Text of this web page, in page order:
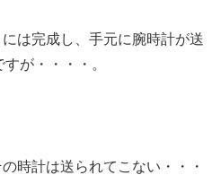
は完成し、手元に腕時計が送
が・・・・。
時計は送られてこない・・・